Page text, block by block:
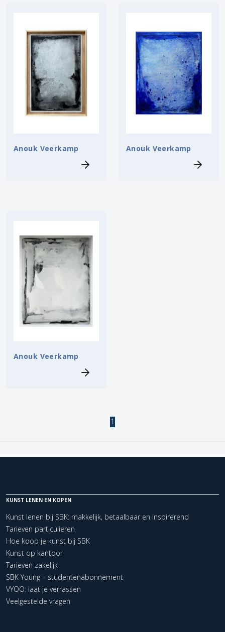
Anouk Veerkamp Anouk Veerkamp
Anouk Veerkamp
1
KUNST LENEN EN KOPEN
Kunst lenen bij SBK: makkelijk, betaalbaar en inspirerend
Tarieven particulieren
Hoe koop je kunst bij SBK
Kunst op kantoor
Tarieven zakelijk
SBK Young – studentenabonnement
VYOO: laat je verrassen
Veelgestelde vragen